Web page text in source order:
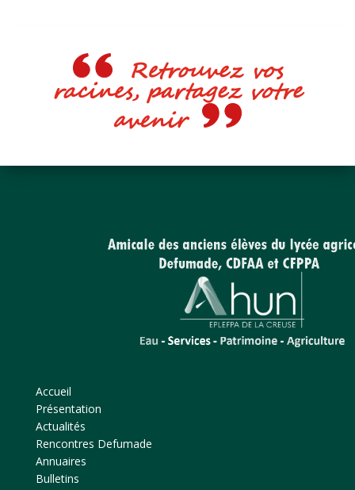
Retrouvez vos
racines, partagez votre
avenir
Accueil
Présentation
Actualités
Rencontres Defumade
Annuaires
Bulletins